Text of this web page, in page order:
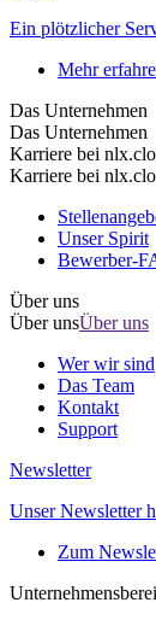
Ein plötzlicher
Mehr
Das Unternehmen
Das Unternehmen
Karriere bei
Karriere bei
Unser Spirit
Bewerber-
Über uns
Über unsÜber uns
Wer wir sind
Das Team
Kontakt
Support
Newsletter
Unser Newsletter
Zum